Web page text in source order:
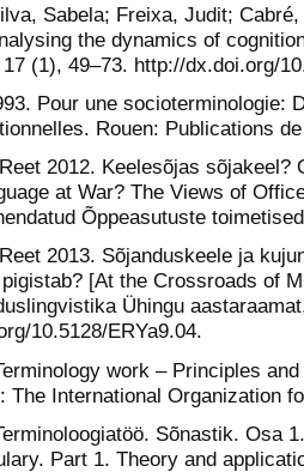
Sabela; Freixa, Judit;
the dynamics of
(1), 49–73. http://dx.doi.org/
Pour une socioterminologie:
Rouen: Publications
2012. Keelesõjas
at War? The Views of
Õppeasutuste
2013. Sõjanduskeele ja
[At the Crossroads of
Ühingu
10.5128/ERYa9.04.
work – Principles
The International Organization
Sõnastik. Osa
Part 1. Theory and